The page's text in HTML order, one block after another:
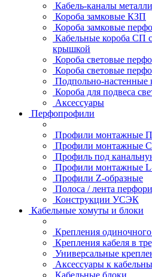
Кабель-каналы
Короба замковые КЗП
Короба замковые
Кабельные короба СП
крышкой
Короба световые
Короба световые
Подпольно-настенные
Короба для подвеса
Аксессуары
Перфопрофили
Профили монтажные П
Профили монтажные
Профиль под
Профили монтажные
Профили Z-образные
Полоса / лента
Конструкции УСЭК
Кабельные хомуты и блоки
Крепления одиночного
Крепления кабеля в
Универсальные
Аксессуары к
Кабельные блоки